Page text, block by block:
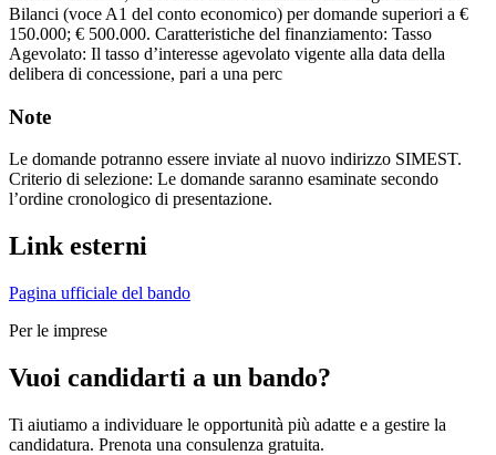
Bilanci (voce A1 del conto economico) per domande superiori a €
150.000; € 500.000. Caratteristiche del finanziamento: Tasso
Agevolato: Il tasso d’interesse agevolato vigente alla data della
delibera di concessione, pari a una perc
Note
Le domande potranno essere inviate al nuovo indirizzo SIMEST.
Criterio di selezione: Le domande saranno esaminate secondo
l’ordine cronologico di presentazione.
Link esterni
Pagina ufficiale del bando
Per le imprese
Vuoi candidarti a un bando?
Ti aiutiamo a individuare le opportunità più adatte e a gestire la
candidatura. Prenota una consulenza gratuita.